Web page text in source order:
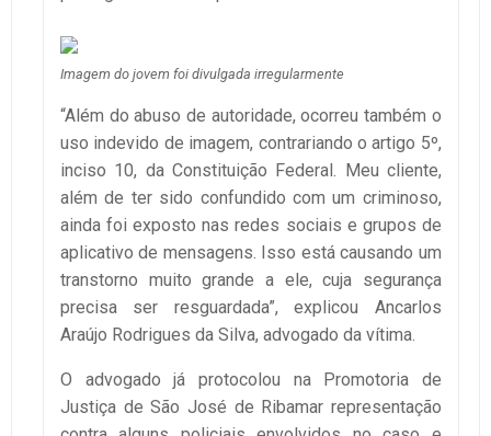
Imagem do jovem foi divulgada irregularmente
“Além do abuso de autoridade, ocorreu também o
uso indevido de imagem, contrariando o artigo 5º,
inciso 10, da Constituição Federal. Meu cliente,
além de ter sido confundido com um criminoso,
ainda foi exposto nas redes sociais e grupos de
aplicativo de mensagens. Isso está causando um
transtorno muito grande a ele, cuja segurança
precisa ser resguardada”, explicou Ancarlos
Araújo Rodrigues da Silva, advogado da vítima.
O advogado já protocolou na Promotoria de
Justiça de São José de Ribamar representação